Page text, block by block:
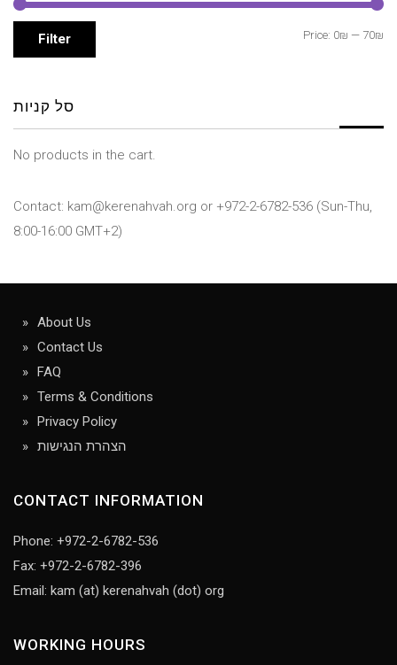
Filter Price: 0₪ — 70₪
סל קניות
No products in the cart.
Contact: kam@kerenahvah.org or +972-2-6782-536 (Sun-Thu,
8:00-16:00 GMT+2)
About Us
Contact Us
FAQ
Terms & Conditions
Privacy Policy
הצהרת הנגישות
CONTACT INFORMATION
Phone: +972-2-6782-536
Fax: +972-2-6782-396
Email: kam (at) kerenahvah (dot) org
WORKING HOURS